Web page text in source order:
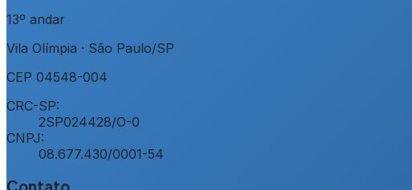
13º andar
Vila Olímpia · São Paulo/SP
CEP 04548-004
CRC-SP:
2SP024428/O-0
CNPJ:
08.677.430/0001-54
Contato